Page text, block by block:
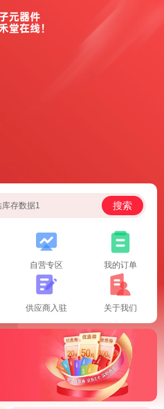
存数据1 搜索
自营专区 我的订单
供应商入驻 关于我们